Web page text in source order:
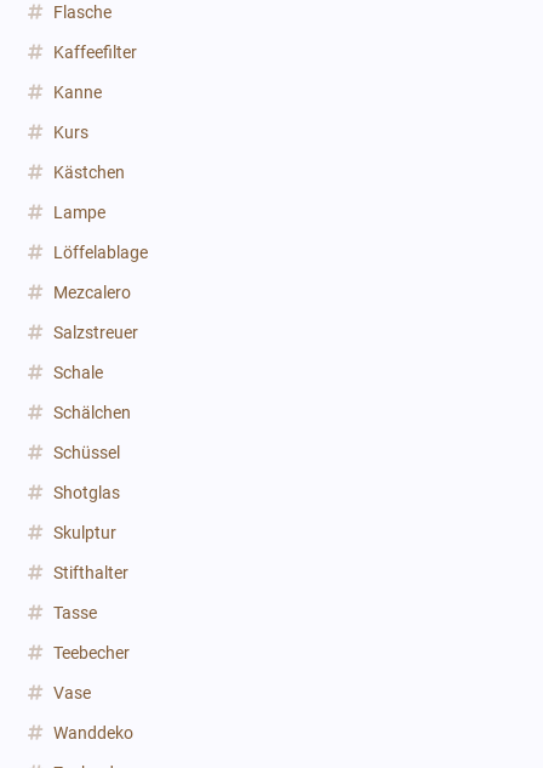
Flasche
Kaffeefilter
Kanne
Kurs
Kästchen
Lampe
Löffelablage
Mezcalero
Salzstreuer
Schale
Schälchen
Schüssel
Shotglas
Skulptur
Stifthalter
Tasse
Teebecher
Vase
Wanddeko